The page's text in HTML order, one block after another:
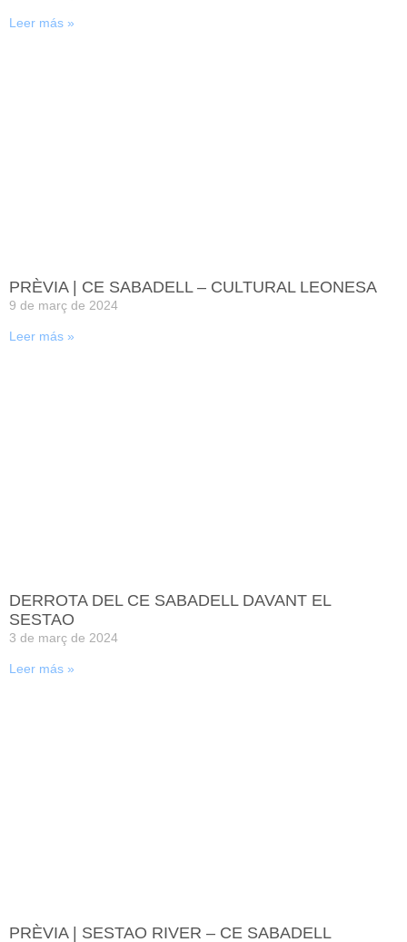
Leer más »
PRÈVIA | CE SABADELL – CULTURAL LEONESA
9 de març de 2024
Leer más »
DERROTA DEL CE SABADELL DAVANT EL
SESTAO
3 de març de 2024
Leer más »
PRÈVIA | SESTAO RIVER – CE SABADELL